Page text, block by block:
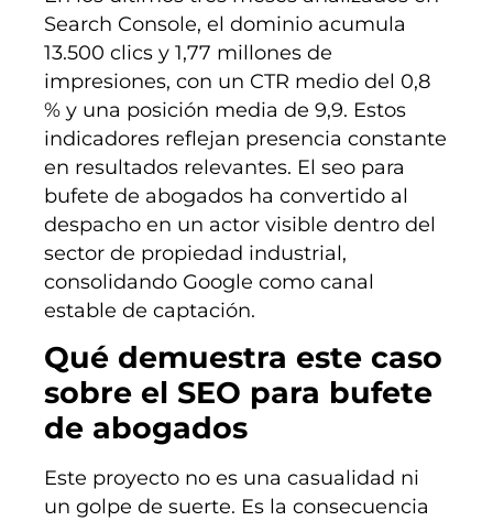
Search Console, el dominio acumula
13.500 clics y 1,77 millones de
impresiones, con un CTR medio del 0,8
% y una posición media de 9,9. Estos
indicadores reflejan presencia constante
en resultados relevantes. El seo para
bufete de abogados ha convertido al
despacho en un actor visible dentro del
sector de propiedad industrial,
consolidando Google como canal
estable de captación.
Qué demuestra este caso
sobre el SEO para bufete
de abogados
Este proyecto no es una casualidad ni
un golpe de suerte. Es la consecuencia